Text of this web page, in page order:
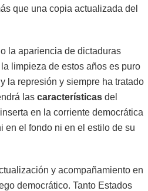
que una copia actualizada del
la apariencia de dictaduras
limpieza de estos años es puro
la represión y siempre ha tratado
las características del
en la corriente democrática
en el fondo ni en el estilo de su
y acompañamiento en
democrático. Tanto Estados